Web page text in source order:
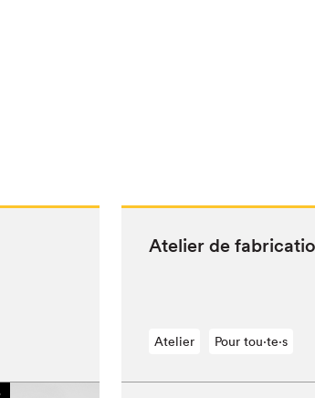
Ate­lier de
Atelier Pour tou⋅te⋅s